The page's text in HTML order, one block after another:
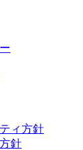
ィ方針
針